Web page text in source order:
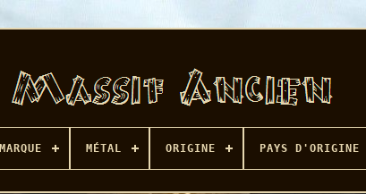
MARQUE MÉTAL ORIGINE PAYS D'ORIGINE